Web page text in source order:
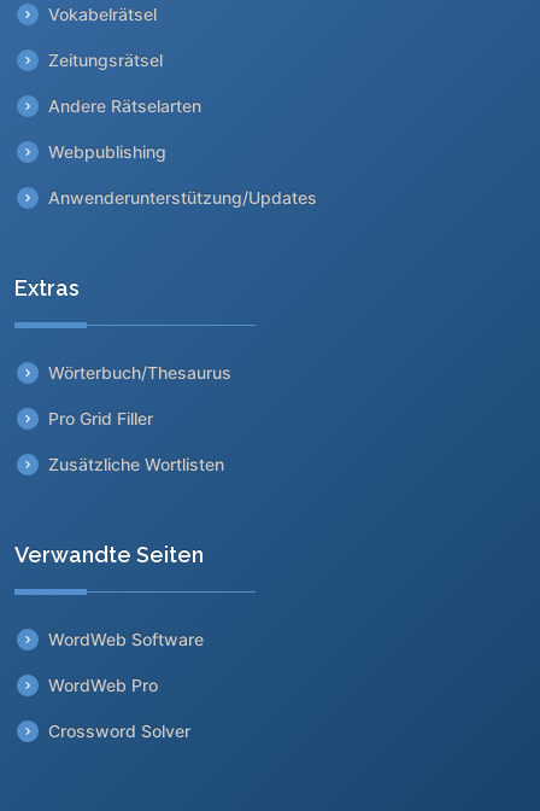
Vokabelrätsel
Zeitungsrätsel
Andere Rätselarten
Webpublishing
Anwenderunterstützung/Updates
Extras
Wörterbuch/Thesaurus
Pro Grid Filler
Zusätzliche Wortlisten
Verwandte Seiten
WordWeb Software
WordWeb Pro
Crossword Solver